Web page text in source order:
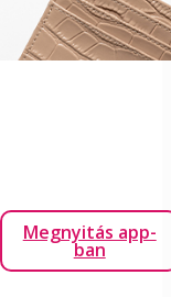
Megnyitás app-
ban